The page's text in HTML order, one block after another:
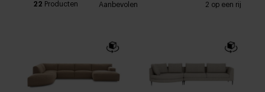
22 Producten Aanbevolen 2 op een rij